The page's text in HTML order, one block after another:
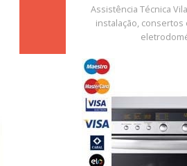
Assistência Técnica
instalação, consertos